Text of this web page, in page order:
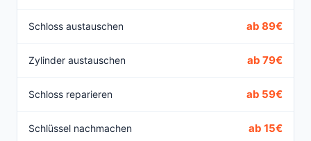
Schloss austauschen ab 89€
Zylinder austauschen ab 79€
Schloss reparieren ab 59€
Schlüssel nachmachen ab 15€